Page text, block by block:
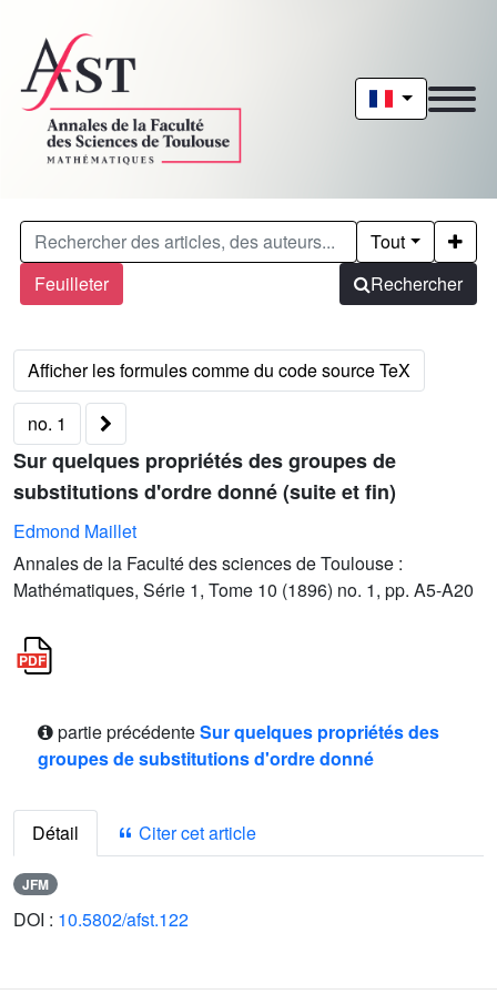
Feuilleter
Tout
Rechercher
no. 1
Sur quelques propriétés des groupes de
substitutions d'ordre donné (suite et fin)
Edmond Maillet
Annales de la Faculté des sciences de Toulouse :
Mathématiques, Série 1, Tome 10 (1896) no. 1, pp. A5-A20
partie précédenteSur quelques propriétés des
groupes de substitutions d'ordre donné
Détail Citer cet article
JFM
DOI : 10.5802/afst.122